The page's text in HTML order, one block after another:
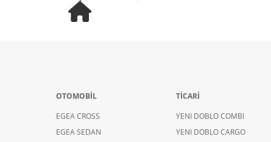
OTOMOBİL
EGEA CROSS
EGEA SEDAN
TİCARİ
YENI DOBLO COMBI
YENI DOBLO CARGO